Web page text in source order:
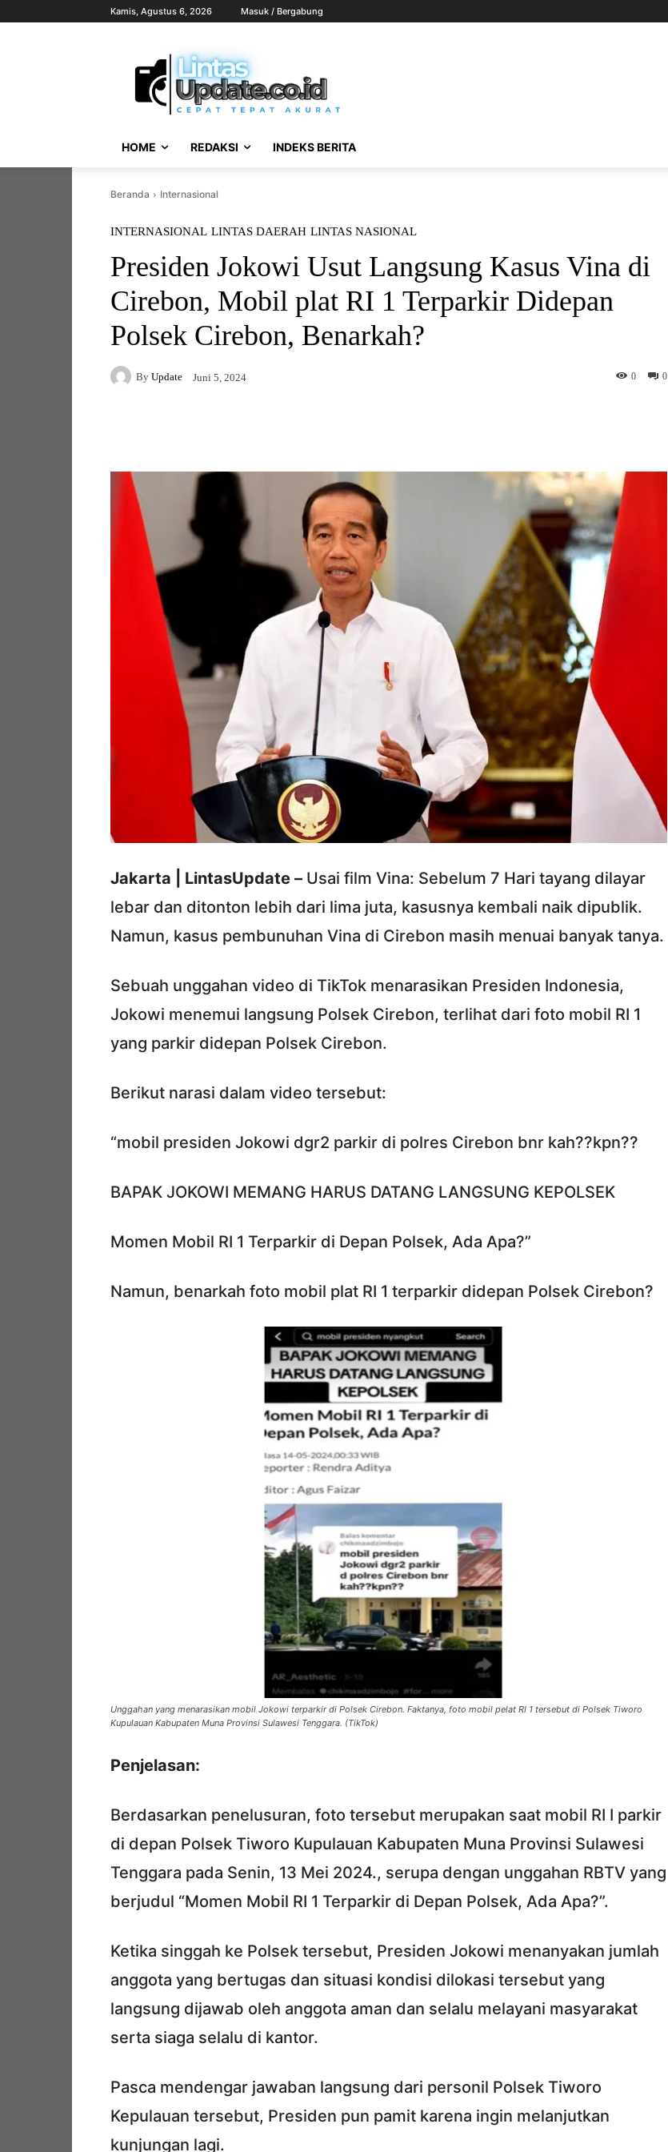
Kamis, Agustus 6, 2026 Masuk / Bergabung
HOME REDAKSI INDEKS BERITA
Beranda Internasional
INTERNASIONAL LINTAS DAERAH LINTAS NASIONAL
Presiden Jokowi Usut Langsung Kasus Vina di
Cirebon, Mobil plat RI 1 Terparkir Didepan
Polsek Cirebon, Benarkah?
By Update Juni 5, 2024 0
0
Jakarta | LintasUpdate – Usai film Vina: Sebelum 7 Hari tayang dilayar
lebar dan ditonton lebih dari lima juta, kasusnya kembali naik dipublik.
Namun, kasus pembunuhan Vina di Cirebon masih menuai banyak tanya.
Sebuah unggahan video di TikTok menarasikan Presiden Indonesia,
Jokowi menemui langsung Polsek Cirebon, terlihat dari foto mobil RI 1
yang parkir didepan Polsek Cirebon.
Berikut narasi dalam video tersebut:
“mobil presiden Jokowi dgr2 parkir di polres Cirebon bnr kah??kpn??
BAPAK JOKOWI MEMANG HARUS DATANG LANGSUNG KEPOLSEK
Momen Mobil RI 1 Terparkir di Depan Polsek, Ada Apa?”
Namun, benarkah foto mobil plat RI 1 terparkir didepan Polsek Cirebon?
Unggahan yang menarasikan mobil Jokowi terparkir di Polsek Cirebon. Faktanya, foto mobil pelat RI 1 tersebut di Polsek Tiworo
Kupulauan Kabupaten Muna Provinsi Sulawesi Tenggara. (TikTok)
Penjelasan:
Berdasarkan penelusuran, foto tersebut merupakan saat mobil RI I parkir
di depan Polsek Tiworo Kupulauan Kabupaten Muna Provinsi Sulawesi
Tenggara pada Senin, 13 Mei 2024., serupa dengan unggahan RBTV yang
berjudul “Momen Mobil RI 1 Terparkir di Depan Polsek, Ada Apa?”.
Ketika singgah ke Polsek tersebut, Presiden Jokowi menanyakan jumlah
anggota yang bertugas dan situasi kondisi dilokasi tersebut yang
langsung dijawab oleh anggota aman dan selalu melayani masyarakat
serta siaga selalu di kantor.
Pasca mendengar jawaban langsung dari personil Polsek Tiworo
Kepulauan tersebut, Presiden pun pamit karena ingin melanjutkan
kunjungan lagi.